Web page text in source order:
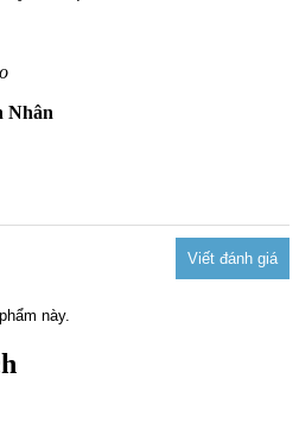
Nhân
này.